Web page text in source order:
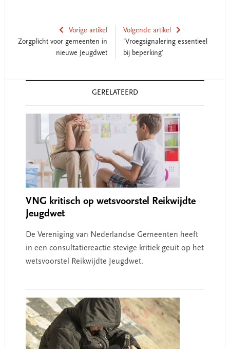
Vorige artikel
Zorgplicht voor gemeenten in
nieuwe Jeugdwet
Volgende artikel
'Vroegsignalering essentieel
bij beperking'
GERELATEERD
VNG kritisch op wetsvoorstel Reikwijdte
Jeugdwet
De Vereniging van Nederlandse Gemeenten heeft
in een consultatiereactie stevige kritiek geuit op het
wetsvoorstel Reikwijdte Jeugdwet.